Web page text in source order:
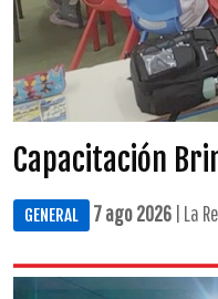
Capacitación
GENERAL 7 ago 2026 | La